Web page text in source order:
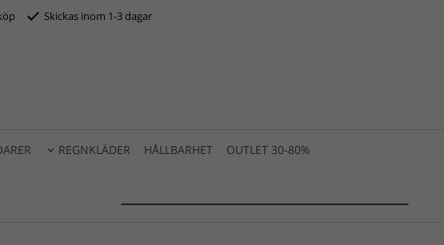
Skickas inom 1-3 dagar
REGNKLÄDER HÅLLBARHET OUTLET 30-80%